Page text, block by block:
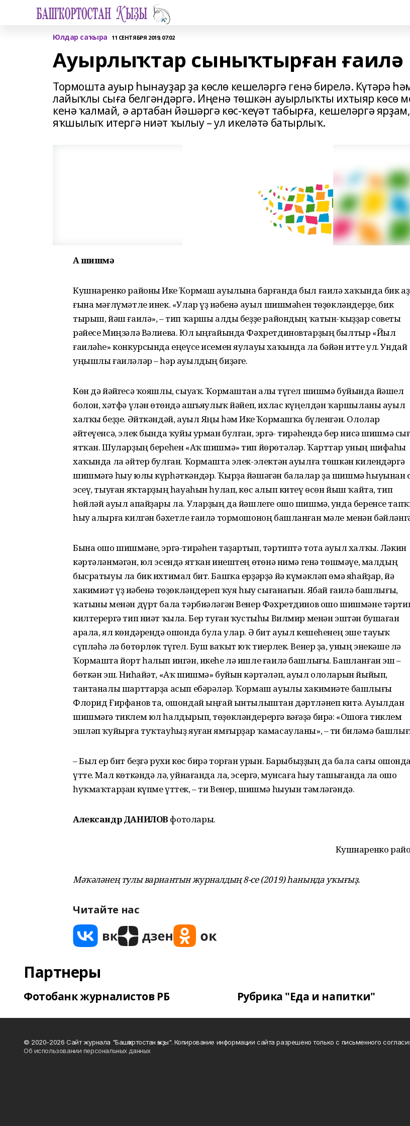
Юлдар саҡыра 11 СЕНТЯБРЯ 2019, 07:02
Ауырлыҡтар сыныҡтырған ғаилә
Тормошта ауыр һынауҙар ҙа көслө кешеләргә генә бирелә. Күтәрә
лайыҡлы сыға белгәндәргә. Иңенә төшкән ауырлыҡты ихтыяр көсө
кенә ҡалмай, ә артабан йәшәргә көс-ҡеүәт табырға, кешеләргә ярҙам,
яҡшылыҡ итергә ниәт ҡылыу – ул икеләтә батырлыҡ.
Аҡ шишмә
Кушнаренко районы Иҫке Ҡормаш ауылына барғанда был ғаилә хаҡында бик аҙ
ғына мәғлүмәтле инек. «Улар үҙ иҫәбенә ауыл шишмәһен төҙөкләндерҙе, бик
тырыш, йәш ғаилә», – тип ҡаршы алды беҙҙе райондың ҡатын-ҡыҙҙар советы
рәйесе Миңзәлә Вәлиева. Юл ыңғайында Фәхретдиновтарҙың былтыр «Йыл
ғаиләһе» конкурсында еңеүсе исемен яулауы хаҡында ла бәйән итте ул. Ундай
уңышлы ғаиләләр – һәр ауылдың биҙәге.
Көн дә йәйгесә ҡояшлы, сыуаҡ. Ҡормаштан алыҫ түгел шишмә буйында йәшел
болон, хәтфә үлән өҫтөндә ашъяулыҡ йәйеп, ихлас күңелдән ҡаршыланы ауыл
халҡы беҙҙе. Әйт­кәндәй, ауыл Яңы һәм Иҫке Ҡормашҡа бүленгән. Ололар
әйтеүенсә, элек бында ҡуйы урман булған, эргә- тирәһендә бер нисә шишмә
ятҡан. Шуларҙың береһен «Аҡ шишмә» тип йөрөтәләр. Ҡарттар уның шифаһы
хаҡында ла әйтер булған. Ҡормашта элек-электән ауылға төшкән килендәргә
шишмәгә һыу юлы күрһәткәндәр. Ҡырҙа йәшәгән балалар ҙа шишмә һыуынан
эсеү, тыуған яҡтарҙың һауаһын һулап, көс алып китеү өсөн йыш ҡайта, тип
һөйләй ауыл апайҙары ла. Уларҙың да йәшлеге ошо шишмә, унда беренсе
һыу алырға килгән бәхетле ғаилә тормо­шоноң башланған мәле менән
Бына ошо шишмәне, эргә-тирәһен таҙартып, тәртиптә тота ауыл халҡы. Ләкин
кәртәләнмәгән, юл эсендә ятҡан инештең өҫтөнә нимә генә төшмәүе, малдың
бысратыуы ла бик ихтимал бит. Башҡа ерҙәрҙә йә күмәкләп өмә яһайҙар, йә
хакимиәт үҙ иҫәбенә төҙөкләндереп ҡуя һыу сығанағын. Ябай ғаилә башлығы,
ҡатыны менән дүрт бала тәрбиәләгән Венер Фәхретдинов ошо шишмәне
килтерергә тип ниәт ҡыла. Бер туған ҡустыһы Вилмир менән эштән бушаған
арала, ял көндәрендә ошонда була улар. Ә бит ауыл кешеһенең эше тауыҡ
сүпләһә лә бөтөрлөк түгел. Буш ваҡыт юҡ тиерлек. Венер ҙа, уның энекәше лә
Ҡормашта йорт һалып ингән, икеһе лә ишле ғаилә башлығы. Баш­ланған эш –
бөткән эш. Ниһайәт, «Аҡ шишмә» буйын кәртәләп, ауыл ололарын йыйып,
тантаналы шарттарҙа асып ебәрәләр. Ҡормаш ауылы хакимиәте башлығы
Флорид Ғирфанов та, ошондай ыңғай ынтылыштан дәртләнеп китә. Ауылдан
шишмәгә тиклем юл һалдырып, төҙөкләндерергә вәғәҙә бирә: «Ошоға тиклем
эшләп ҡуйырға туҡтауһыҙ яуған ямғырҙар ҡамасауланы», – ти биләмә
– Был ер бит беҙгә рухи көс бирә торған урын. Барыбыҙҙың да бала сағы ошонда
үтте. Мал көткәндә лә, уйна­ғанда ла, эсергә, мунсаға һыу ташығанда ла ошо
һуҡмаҡтарҙан күпме үттек, – ти Венер, шишмә һыуын тәмләгәндә.
Александр ДАНИЛОВ фотолары.
Кушнаренко
Мәҡәләнең тулы вариантын журналдың 8-се (2019) һанында уҡығыҙ.
Читайте нас
Партнеры
Фотобанк журналистов РБ Рубрика "Еда и напитки"
© 2020-2026 Сайт журнала "Башҡортостан ҡыҙы". Копирование информации сайта разрешено только с письменного
Об использовании персональных данных